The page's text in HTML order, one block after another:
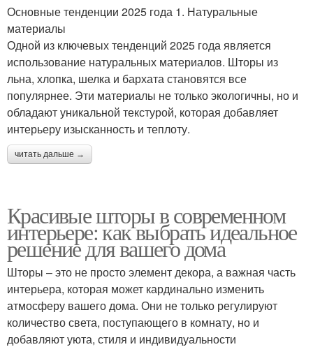
Основные тенденции 2025 года 1. Натуральные
материалы
Одной из ключевых тенденций 2025 года является
использование натуральных материалов. Шторы из
льна, хлопка, шелка и бархата становятся все
популярнее. Эти материалы не только экологичны, но и
обладают уникальной текстурой, которая добавляет
интерьеру изысканность и теплоту.
читать дальше →
Красивые шторы в современном
интерьере: как выбрать идеальное
решение для вашего дома
Шторы – это не просто элемент декора, а важная часть
интерьера, которая может кардинально изменить
атмосферу вашего дома. Они не только регулируют
количество света, поступающего в комнату, но и
добавляют уюта, стиля и индивидуальности